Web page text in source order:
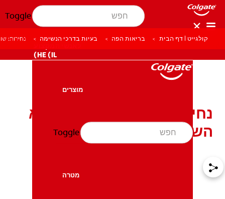
Toggle
HE (IL)
מוצרים
בריאות הפה
מטרה
Toggle
קולגייט | דף הבית בריאות הפה בעיות בדרכי הנשימה נחירות:
נחירות: תבקשו עזרה מרופא
השיניים שלכם